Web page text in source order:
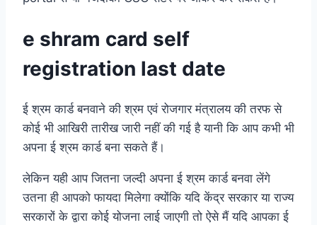
e shram card self
registration last date
ई श्रम कार्ड बनवाने की श्रम एवं रोजगार मंत्रालय की तरफ से
कोई भी आखिरी तारीख जारी नहीं की गई है यानी कि आप कभी भी
अपना ई श्रम कार्ड बना सकते हैं।
लेकिन यही आप जितना जल्दी अपना ई श्रम कार्ड बनवा लेंगे
उतना ही आपको फायदा मिलेगा क्योंकि यदि केंद्र सरकार या राज्य
सरकारों के द्वारा कोई योजना लाई जाएगी तो ऐसे मैं यदि आपका ई